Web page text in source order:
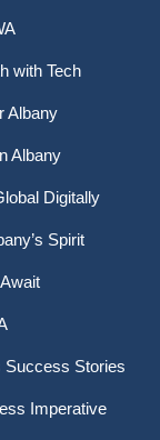
with Tech
Albany
Albany
Digitally
Spirit
Success Stories
Imperative